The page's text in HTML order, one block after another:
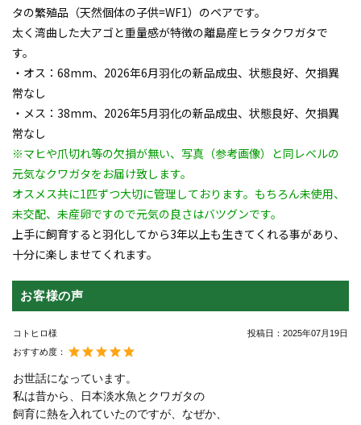
タの繁殖品（天然個体の子供=WF1）のペアです。
太く湾曲した大アゴと重量感が特徴の離島産ヒラタクワガタで
す。
・オス：68mm、2026年6月羽化の新品成虫、状態良好、欠損異
常なし
・メス：38mm、2026年5月羽化の新品成虫、状態良好、欠損異
常なし
※マヒや爪切れ等の欠損が無い、写真（参考画像）と同レベルの
元気なクワガタをお届け致します。
オスメス共に1匹ずつ大切に管理しております。もちろん未使用、
未交配、未産卵ですので元気の良さはバツグンです。
上手に飼育すると羽化してから3年以上も生きてくれる事があり、
十分に楽しませてくれます。
お客様の声
コトヒロ様 投稿日： 2025年07月19日
おすすめ度：
お世話になっています。
私は昔から、日本淡水魚とクワガタの
飼育に熱を入れていたのですが、なぜか、